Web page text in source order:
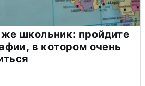
школьник: пройдите
в котором очень